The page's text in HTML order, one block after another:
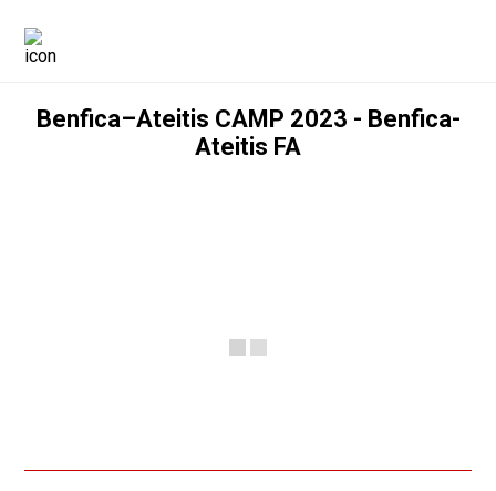
Benfica–Ateitis CAMP 2023 - Benfica-
Ateitis FA